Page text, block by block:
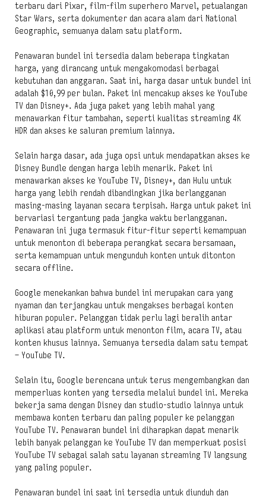
terbaru dari Pixar, film-film superhero Marvel, petualangan
Star Wars, serta dokumenter dan acara alam dari National
Geographic, semuanya dalam satu platform.
Penawaran bundel ini tersedia dalam beberapa tingkatan
harga, yang dirancang untuk mengakomodasi berbagai
kebutuhan dan anggaran. Saat ini, harga dasar untuk bundel ini
adalah $10,99 per bulan. Paket ini mencakup akses ke YouTube
TV dan Disney+. Ada juga paket yang lebih mahal yang
menawarkan fitur tambahan, seperti kualitas streaming 4K
HDR dan akses ke saluran premium lainnya.
Selain harga dasar, ada juga opsi untuk mendapatkan akses ke
Disney Bundle dengan harga lebih menarik. Paket ini
menawarkan akses ke YouTube TV, Disney+, dan Hulu untuk
harga yang lebih rendah dibandingkan jika berlangganan
masing-masing layanan secara terpisah. Harga untuk paket ini
bervariasi tergantung pada jangka waktu berlangganan.
Penawaran ini juga termasuk fitur-fitur seperti kemampuan
untuk menonton di beberapa perangkat secara bersamaan,
serta kemampuan untuk mengunduh konten untuk ditonton
secara offline.
Google menekankan bahwa bundel ini merupakan cara yang
nyaman dan terjangkau untuk mengakses berbagai konten
hiburan populer. Pelanggan tidak perlu lagi beralih antar
aplikasi atau platform untuk menonton film, acara TV, atau
konten khusus lainnya. Semuanya tersedia dalam satu tempat
– YouTube TV.
Selain itu, Google berencana untuk terus mengembangkan dan
memperluas konten yang tersedia melalui bundel ini. Mereka
bekerja sama dengan Disney dan studio-studio lainnya untuk
membawa konten terbaru dan paling populer ke pelanggan
YouTube TV. Penawaran bundel ini diharapkan dapat menarik
lebih banyak pelanggan ke YouTube TV dan memperkuat posisi
YouTube TV sebagai salah satu layanan streaming TV langsung
yang paling populer.
Penawaran bundel ini saat ini tersedia untuk diunduh dan